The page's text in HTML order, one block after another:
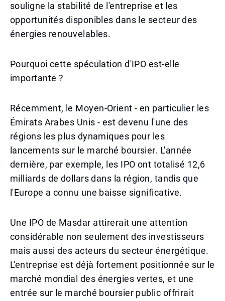
souligne la stabilité de l'entreprise et les
opportunités disponibles dans le secteur des
énergies renouvelables.
Pourquoi cette spéculation d'IPO est-elle
importante ?
Récemment, le Moyen-Orient - en particulier les
Émirats Arabes Unis - est devenu l'une des
régions les plus dynamiques pour les
lancements sur le marché boursier. L'année
dernière, par exemple, les IPO ont totalisé 12,6
milliards de dollars dans la région, tandis que
l'Europe a connu une baisse significative.
Une IPO de Masdar attirerait une attention
considérable non seulement des investisseurs
mais aussi des acteurs du secteur énergétique.
L'entreprise est déjà fortement positionnée sur le
marché mondial des énergies vertes, et une
entrée sur le marché boursier public offrirait